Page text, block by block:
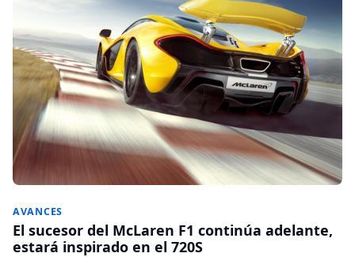
AVANCES
El sucesor del McLaren F1 continúa adelante,
estará inspirado en el 720S